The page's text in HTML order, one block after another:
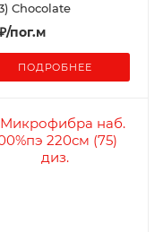
Chocolate
/пог.м
ПОДРОБНЕЕ